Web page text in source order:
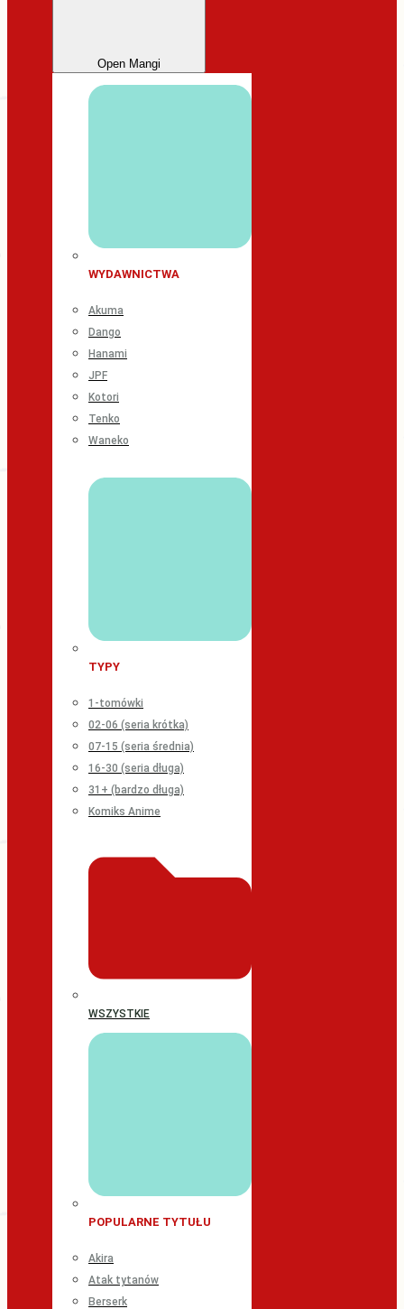
Open Mangi
WYDAWNICTWA
Akuma
Dango
Hanami
JPF
Kotori
Tenko
Waneko
TYPY
1-tomówki
02-06 (seria krótka)
07-15 (seria średnia)
16-30 (seria długa)
31+ (bardzo długa)
Komiks Anime
WSZYSTKIE
POPULARNE TYTUŁU
Akira
Atak tytanów
Berserk